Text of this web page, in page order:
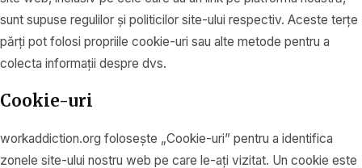
sunt supuse regulilor și politicilor site-ului respectiv. Aceste terțe
părți pot folosi propriile cookie-uri sau alte metode pentru a
colecta informații despre dvs.
Cookie-uri
workaddiction.org folosește „Cookie-uri” pentru a identifica
zonele site-ului nostru web pe care le-ați vizitat. Un cookie este